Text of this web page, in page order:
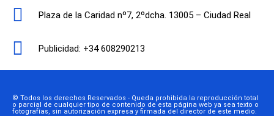
Plaza de la Caridad nº7, 2ºdcha. 13005 – Ciudad Real
Publicidad: +34 608290213
© Todos los derechos Reservados - Queda prohibida la reproducción total
o parcial de cualquier tipo de contenido de esta página web ya sea texto o
fotografías, sin autorización expresa y firmada del director de este medio.